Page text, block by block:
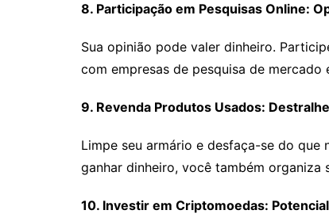
8. Participação em Pesquisas Online:
Sua opinião pode valer dinheiro.
com empresas de pesquisa de
9. Revenda Produtos Usados:
Limpe seu armário e desfaça-se do
ganhar dinheiro, você também organiza
10. Investir em Criptomoedas: